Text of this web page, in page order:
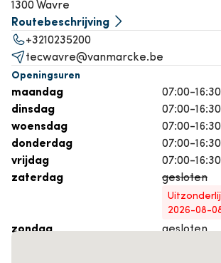
1300 Wavre
Routebeschrijving
+3210235200
tecwavre@vanmarcke.be
Openingsuren
maandag 07:00-16:30
dinsdag 07:00-16:30
woensdag 07:00-16:30
donderdag 07:00-16:30
vrijdag 07:00-16:30
zaterdag gesloten
2026-08-
zondag gesloten